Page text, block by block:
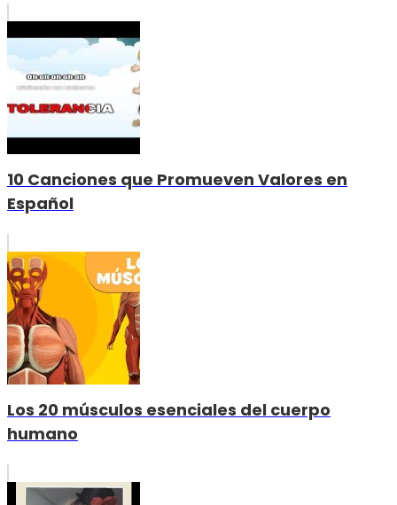
10 Canciones que Promueven Valores en
Español
Los 20 músculos esenciales del cuerpo
humano